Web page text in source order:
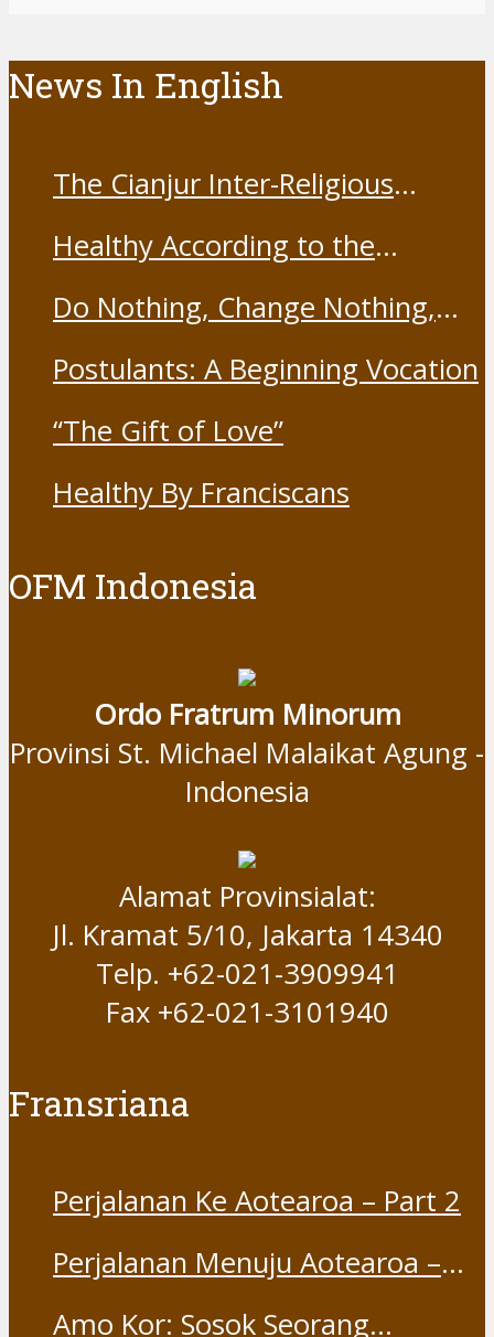
News In English
The Cianjur Inter-Religious
19 Vaccine
Healthy According to the
Do Nothing, Change Nothing,
Postulants: A Beginning Vocation
“The Gift of Love”
Healthy By Franciscans
OFM Indonesia
Ordo Fratrum Minorum
Provinsi St. Michael Malaikat Agung -
Indonesia
Alamat Provinsialat:
Jl. Kramat 5/10, Jakarta 14340
Telp. +62-021-3909941
Fax +62-021-3101940
Fransriana
Perjalanan Ke Aotearoa – Part 2
Perjalanan Menuju Aotearoa –
Amo Kor: Sosok Seorang